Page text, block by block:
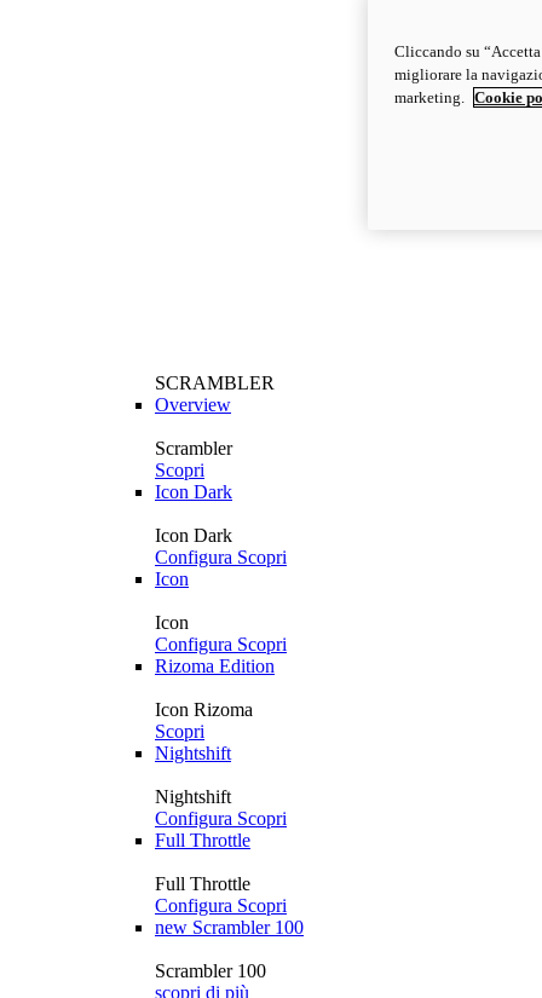
SCRAMBLER
Overview
Scrambler
Scopri
Icon Dark
Icon Dark
Configura Scopri
Icon
Icon
Configura Scopri
Rizoma Edition
Icon Rizoma
Scopri
Nightshift
Nightshift
Configura Scopri
Full Throttle
Full Throttle
Configura Scopri
new Scrambler 100
Scrambler 100
scopri di più
Cliccando su
migliorare la
marketing.
Cookie